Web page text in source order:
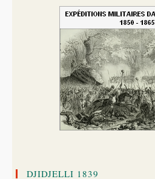
DJIDJELLI 1839